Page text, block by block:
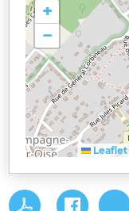
+
−
Leaflet